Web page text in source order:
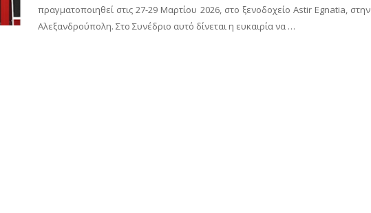
πραγματοποιηθεί στις 27-29 Μαρτίου 2026, στο ξενοδοχείο Astir Egnatia, στην
Αλεξανδρούπολη. Στο Συνέδριο αυτό δίνεται η ευκαιρία να …